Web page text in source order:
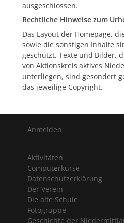
ausgeschlossen.
Rechtliche Hinweise zum
Das Layout der Homepage,
sowie die sonstigen Inhalte
geschützt. Texte und Bilder,
von Aktionskreis aktives
unterliegen, sind gesondert
das jeweilige Copyright.
Anmelden
Aktivitäten
Computerkurse
Datenschutzerklärung
Der Verein
Die alte Schule
Fotogruppe
Geschichte der